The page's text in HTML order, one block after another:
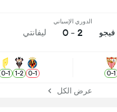
فيجو
الدوري الإسباني
2 - 0 ليفانتي
1
-
0
1
-
0
2
-
1
1
-
0
عرض الكل